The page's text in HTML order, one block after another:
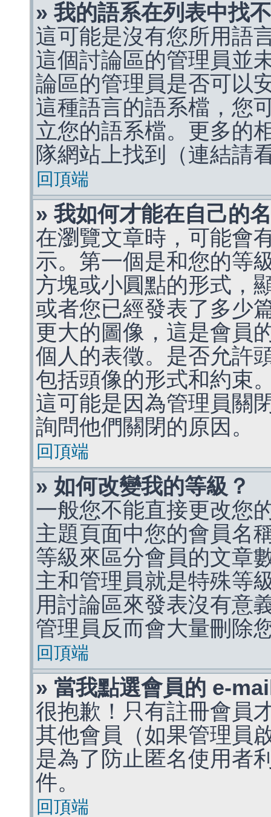
» 我的語系在列表中找
這可能是沒有您所用語
這個討論區的管理員並
論區的管理員是否可以
這種語言的語系檔，您
立您的語系檔。更多的
隊網站上找到（連結請
回頂端
» 我如何才能在自己的
在瀏覽文章時，可能會
示。第一個是和您的等
方塊或小圓點的形式，
或者您已經發表了多少
更大的圖像，這是會員
個人的表徵。是否允許
包括頭像的形式和約束
這可能是因為管理員關
詢問他們關閉的原因。
回頂端
» 如何改變我的等級？
一般您不能直接更改您
主題頁面中您的會員名
等級來區分會員的文章
主和管理員就是特殊等
用討論區來發表沒有意
管理員反而會大量刪除
回頂端
» 當我點選會員的 e-
很抱歉！只有註冊會員
其他會員（如果管理員
是為了防止匿名使用者
件。
回頂端